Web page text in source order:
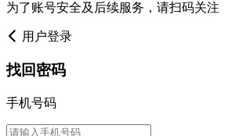
为了账号安全及后续服务，请扫码关注
用户登录
找回密码
手机号码